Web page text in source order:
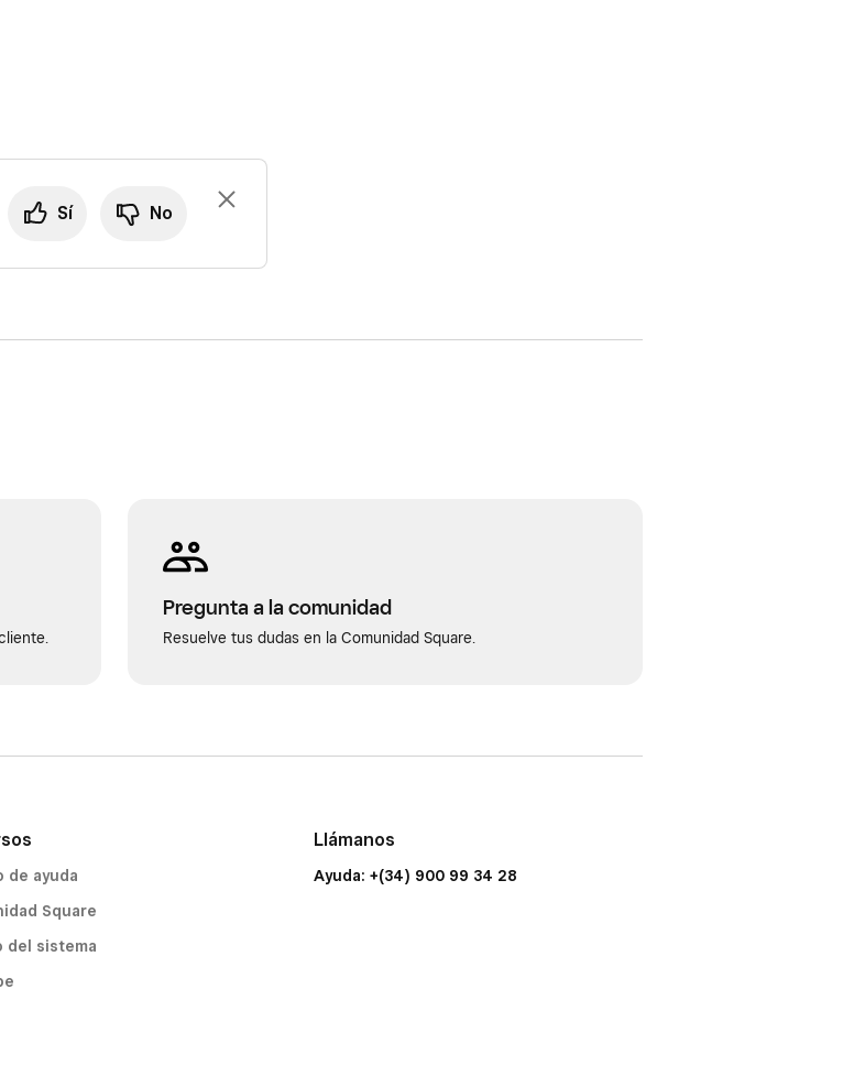
Sí No
Pregunta a la comunidad
Resuelve tus dudas en la Comunidad Square.
de ayuda
Square
del sistema
Llámanos
Ayuda: +(34) 900 99 34 28